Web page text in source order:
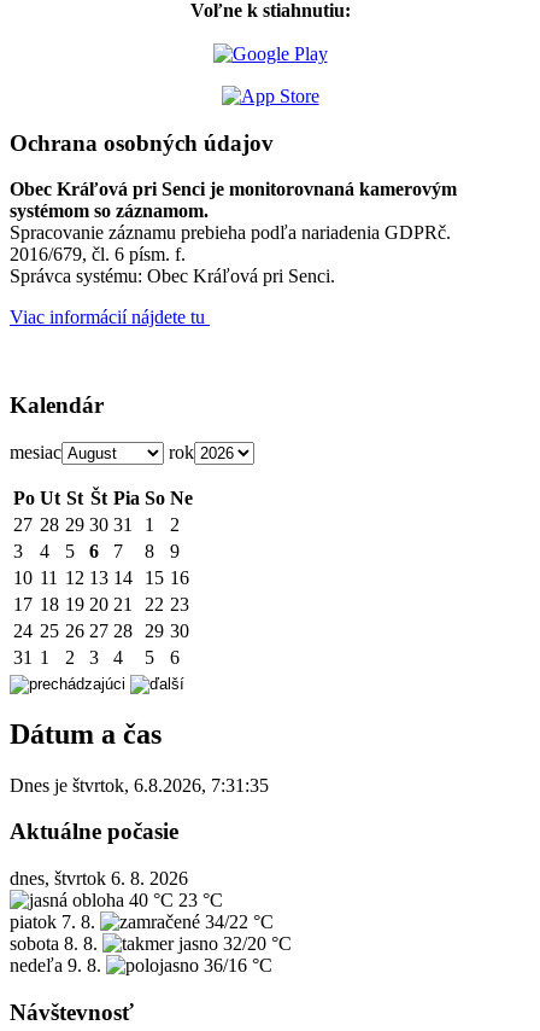
Voľne k stiahnutiu:
Ochrana osobných údajov
Obec Kráľová pri Senci je monitorovnaná kamerovým
systémom so záznamom.
Spracovanie záznamu prebieha podľa nariadenia GDPRč.
2016/679, čl. 6 písm. f.
Správca systému: Obec Kráľová pri Senci.
Viac informácií nájdete tu
Kalendár
mesiac rok
Po Ut St Št Pia So Ne
27 28 29 30 31 1
2
3
4 5 6 7 8
9
10 11 12 13 14 15 16
17 18 19 20 21 22 23
24 25 26 27 28 29 30
31 1 2 3 4 5 6
Dátum a čas
Dnes je štvrtok, 6.8.2026, 7:31:35
Aktuálne počasie
dnes, štvrtok 6. 8. 2026
40 °C 23 °C
piatok 7. 8.
34/22 °C
sobota 8. 8.
32/20 °C
nedeľa 9. 8. 36/16 °C
Návštevnosť